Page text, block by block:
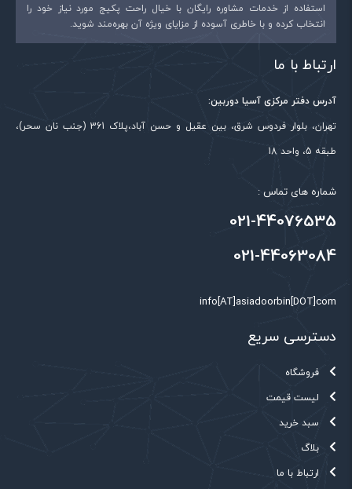
استفاده از خدمات مشاوره رایگان با خیال راحت پکیج مورد نیاز خود را
انتخاب کرده و با خاطری آسوده از مزایای ویژه آن بهره‌مند شوید.
ارتباط با ما
آدرس دفتر مرکزی آسیا دوربین:
تهران، بلوار فردوس شرق، بین عقیل و حسن آباد،پلاک 361 (جنب نان سحر)،
طبقه 5، واحد 18
شماره های تماس :
021-44076535
021-44063084
info[AT]asiadoorbin[DOT]com
دسترسی سریع
فروشگاه
لیست قیمت
سبد خرید
بلاگ
ارتباط با ما